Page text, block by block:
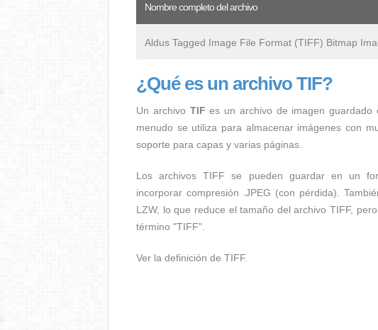
Nombre completo del archivo
Aldus Tagged Image File Format (TIFF) Bitmap
¿Qué es un archivo TIF?
Un archivo TIF es un archivo de imagen
menudo se utiliza para almacenar imágenes con
soporte para capas y varias páginas.
Los archivos TIFF se pueden guardar en un
incorporar compresión .JPEG (con pérdida).
LZW, lo que reduce el tamaño del archivo TIFF,
término "TIFF".
Ver la definición de TIFF.